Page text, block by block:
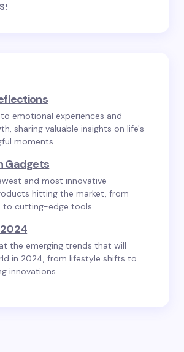
emotional experiences and
sharing valuable insights on life's
moments.
Gadgets
and most innovative
hitting the market, from
to cutting-edge tools.
the emerging trends that will
in 2024, from lifestyle shifts to
innovations.